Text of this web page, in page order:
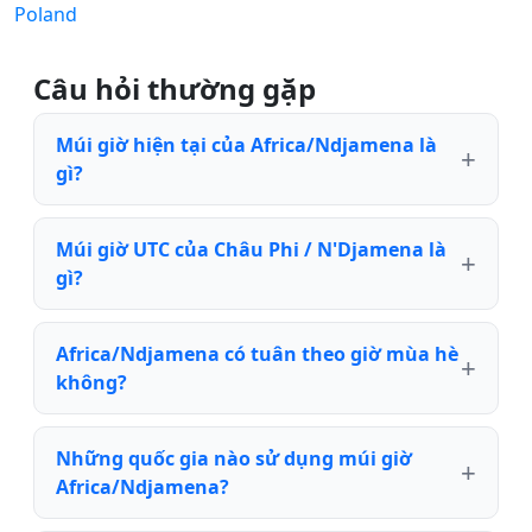
Poland
Câu hỏi thường gặp
Múi giờ hiện tại của Africa/Ndjamena là
gì?
Múi giờ UTC của Châu Phi / N'Djamena là
gì?
Africa/Ndjamena có tuân theo giờ mùa hè
không?
Những quốc gia nào sử dụng múi giờ
Africa/Ndjamena?